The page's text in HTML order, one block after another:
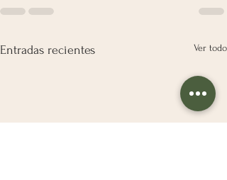
Entradas recientes Ver todo